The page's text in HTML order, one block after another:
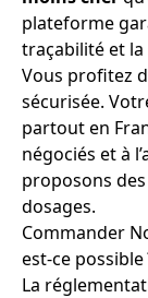
plateforme
traçabilité et
Vous profitez
sécurisée.
partout en
négociés et à
proposons
dosages.
Commander
est-ce possible
La